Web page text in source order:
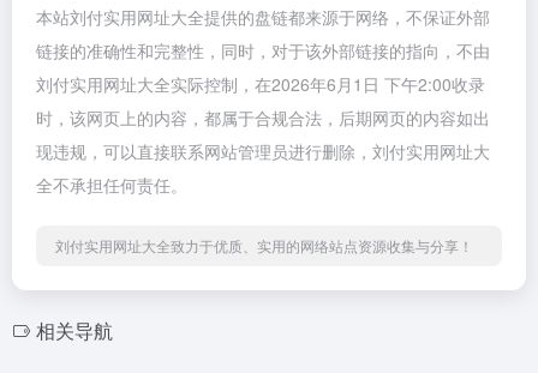
本站刘付实用网址大全提供的盘链都来源于网络，不保证外部
链接的准确性和完整性，同时，对于该外部链接的指向，不由
刘付实用网址大全实际控制，在2026年6月1日 下午2:00收录
时，该网页上的内容，都属于合规合法，后期网页的内容如出
现违规，可以直接联系网站管理员进行删除，刘付实用网址大
全不承担任何责任。
刘付实用网址大全致力于优质、实用的网络站点资源收集与分享！
相关导航